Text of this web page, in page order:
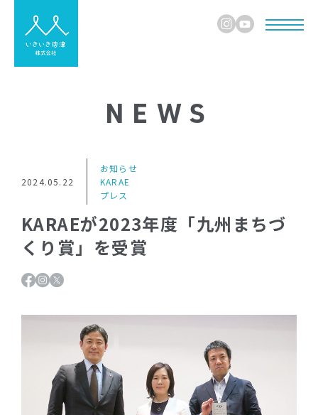
NEWS
2024.05.22
お知らせ
KARAE
プレス
KARAEが2023年度「九州まちづ
くり賞」を受賞